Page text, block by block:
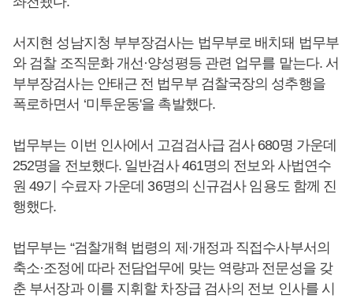
서지현 성남지청 부부장검사는 법무부로 배치돼 법무부
와 검찰 조직문화 개선·양성평등 관련 업무를 맡는다. 서
부부장검사는 안태근 전 법무부 검찰국장의 성추행을
폭로하면서 ‘미투운동'을 촉발했다.
법무부는 이번 인사에서 고검검사급 검사 680명 가운데
252명을 전보했다. 일반검사 461명의 전보와 사법연수
원 49기 수료자 가운데 36명의 신규검사 임용도 함께 진
행했다.
법무부는 “검찰개혁 법령의 제·개정과 직접수사부서의
축소·조정에 따라 전담업무에 맞는 역량과 전문성을 갖
춘 부서장과 이를 지휘할 차장급 검사의 전보 인사를 시